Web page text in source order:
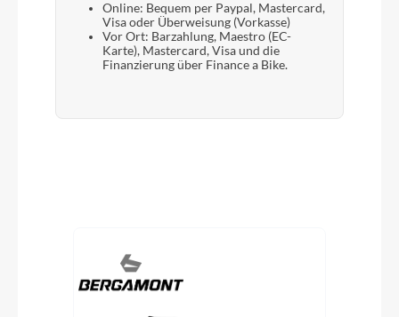
Online: Bequem per Paypal, Mastercard,
Visa oder Überweisung (Vorkasse)
Vor Ort: Barzahlung, Maestro (EC-
Karte), Mastercard, Visa und die
Finanzierung über Finance a Bike.